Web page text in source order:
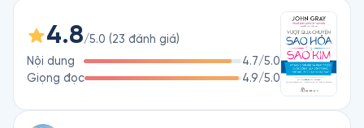
nhằm giúp các cặp đôi tìm giải pháp phù hợp cho mình.
4.8/5.0 (23 đánh giá)
Nội dung
4.7/5.0
Giọng đọc
4.9/5.0